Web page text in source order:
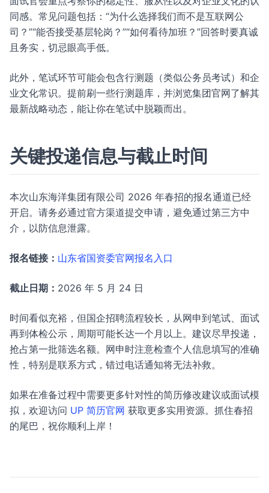
同感。常见问题包括：“为什么选择我们而不是互联网公
司？”“能否接受基层轮岗？”“如何看待加班？”回答时要真诚
且务实，切忌眼高手低。
此外，笔试环节可能会包含行测题（类似公务员考试）和企
业文化常识。提前刷一些行测题库，并浏览集团官网了解其
最新战略动态，能让你在笔试中脱颖而出。
关键投递信息与截止时间
本次山东海洋集团有限公司 2026 年春招的报名通道已经
开启。请务必通过官方渠道提交申请，避免通过第三方中
介，以防信息泄露。
报名链接： 山东省国资委官网报名入口
截止日期： 2026 年 5 月 24 日
时间看似充裕，但国企招聘流程较长，从网申到笔试、面试
再到体检公示，周期可能长达一个月以上。建议尽早投递，
抢占第一批筛选名额。网申时注意检查个人信息填写的准确
性，特别是联系方式，错过电话通知将无法补救。
如果在准备过程中需要更多针对性的简历修改建议或面试模
拟，欢迎访问 UP 简历官网 获取更多实用资源。抓住春招
的尾巴，祝你顺利上岸！